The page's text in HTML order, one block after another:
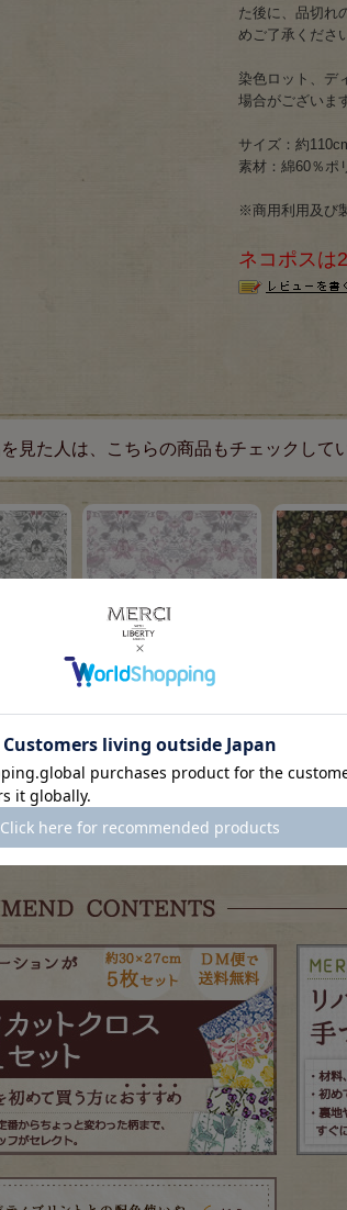
た後に、品切れ
めご了承くださ
染色ロット、デ
場合がございま
サイズ：約
素材：綿60％ポ
※商用利用及び
ネコポスは
見た人は、こちらの商品もチェックして
ファブリッ
ィリアム
ストロベリ
ウダーグレ
18
(税込)
moda fabrics(モダ・ファブリッ
クス)William Morris ウィリアム
Strawberry Thief＞(ストロベリ
POWDER PINK(パウダーピン
ク)＞8076-17
moda
クス
モリス シ
Clover
バー・スモ
ブラック